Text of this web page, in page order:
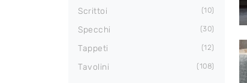
Scrittoi 10
Specchi 30
Tappeti 12
Tavolini 108